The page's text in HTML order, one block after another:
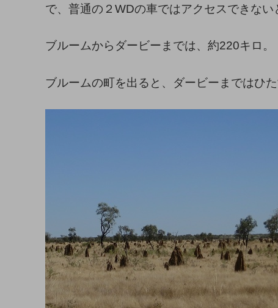
で、普通の２WDの車ではアクセスできない
ブルームからダービーまでは、約220キロ。
ブルームの町を出ると、ダービーまではひ